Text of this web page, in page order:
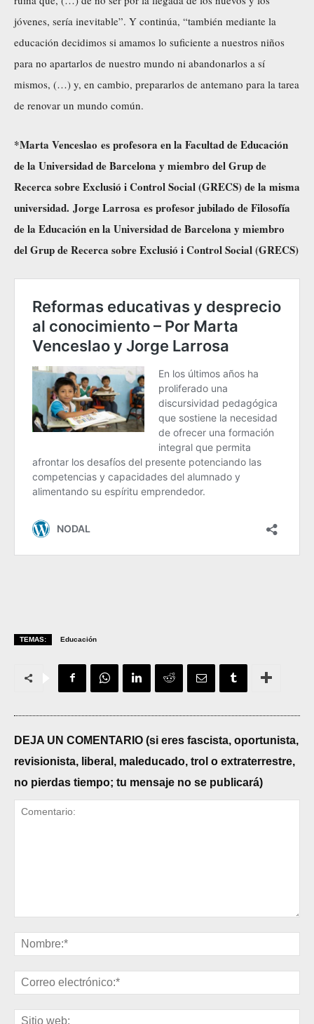
jóvenes, sería inevitable”. Y continúa, “también mediante la
educación decidimos si amamos lo suficiente a nuestros niños
para no apartarlos de nuestro mundo ni abandonarlos a sí
mismos, (…) y, en cambio, prepararlos de antemano para la tarea
de renovar un mundo común.
*Marta Venceslao es profesora en la Facultad de Educación
de la Universidad de Barcelona y miembro del Grup de
Recerca sobre Exclusió i Control Social (GRECS) de la misma
universidad. Jorge Larrosa es profesor jubilado de Filosofía
de la Educación en la Universidad de Barcelona y miembro
del Grup de Recerca sobre Exclusió i Control Social (GRECS)
TEMAS: Educación
DEJA UN COMENTARIO (si eres fascista, oportunista,
revisionista, liberal, maleducado, trol o extraterrestre,
no pierdas tiempo; tu mensaje no se publicará)